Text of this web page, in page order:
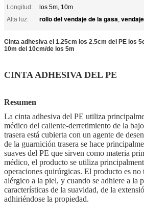
Longitud:
los 5m, 10m
Alta luz:
rollo del vendaje de la gasa,
Cinta adhesiva el 1.25cm los 2.5cm del PE los
10m del 10cm/de los 5m
CINTA ADHESIVA DEL PE
Resumen
La cinta adhesiva del PE utiliza
médico del caliente-derretimiento de la
trasera está cubierta con un agente de
de la guarnición trasera se hace
suaves del PE que sirven como materia
médico, el producto se utiliza
operaciones quirúrgicas. El producto es
alérgico a la piel, y cuando se adhiere a la
características de la suavidad, de la
adhiriéndose la propiedad.